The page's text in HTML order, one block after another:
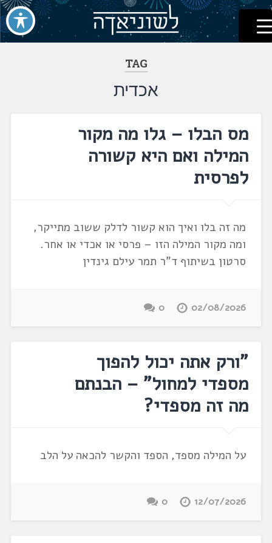
דלג
לתוכן
לשוניאדה
עברית. לשון. שפה
TAG
אכדית
מס הבלו – גלו מה מקור
המילה ואם היא קשורה
לפרסית
מה זה בלו ואיך הוא קשור לדלק ששוב מתייקר,
ומה מקור המילה הזו – פרסי או אכדי או אחר.
סרטון בשיתוף ד"ר תמר עילם גינדין
02/08/2026
0
"ורק אתה יכול להפוך
מספדי למחול" – הבנתם
מה זה מספדי?
על המילה מספד, הספד והקשר להכאה על הלב
12/07/2026
0